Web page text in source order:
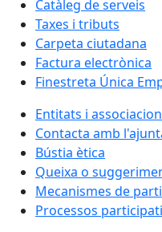
Catàleg de serveis
Taxes i tributs
Carpeta ciutadana
Factura electrònica
Finestreta Única
Entitats i
Contacta amb
Bústia ètica
Queixa o
Mecanismes de
Processos